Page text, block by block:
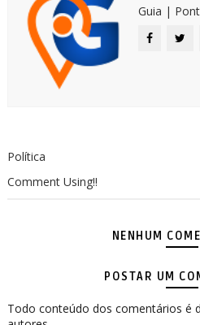
Guia |
Política
Comment Using!!
NENHUM
POSTAR UM
Todo conteúdo dos comentários é